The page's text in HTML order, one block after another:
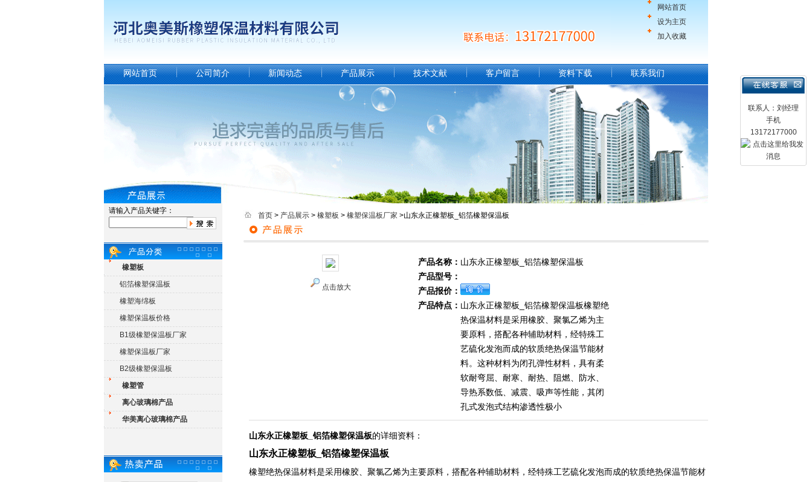
网站首页
设为主页
加入收藏
联系人：刘经理
手机
13172177000
网站首页 公司简介 新闻动态 产品展示 技术文献 客户留言 资料下载 联系我们
请输入产品关键字：
橡塑板
铝箔橡塑保温板
橡塑海绵板
橡塑保温板价格
B1级橡塑保温板厂家
橡塑保温板厂家
B2级橡塑保温板
橡塑管
离心玻璃棉产品
华美离心玻璃棉产品
首页 > 产品展示 > 橡塑板 > 橡塑保温板厂家 >山东永正橡塑板_铝箔橡塑保温板
点击放大
产品名称： 山东永正橡塑板_铝箔橡塑保温板
产品型号：
产品报价：
产品特点： 山东永正橡塑板_铝箔橡塑保温板橡塑绝
热保温材料是采用橡胶、聚氯乙烯为主
要原料，搭配各种辅助材料，经特殊工
艺硫化发泡而成的软质绝热保温节能材
料。这种材料为闭孔弹性材料，具有柔
软耐弯屈、耐寒、耐热、阻燃、防水、
导热系数低、减震、吸声等性能，其闭
孔式发泡式结构渗透性极小
山东永正橡塑板_铝箔橡塑保温板的详细资料：
山东永正橡塑板_铝箔橡塑保温板
橡塑绝热保温材料是采用橡胶、聚氯乙烯为主要原料，搭配各种辅助材料，经特殊工艺硫化发泡而成的软质绝热保温节能材